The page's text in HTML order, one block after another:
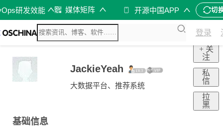
研发效能 媒体矩阵 开源中国APP 切
登录
JackieYeah
大数据平台、推荐系统
+ 关
注
私
信
拉
黑
基础信息